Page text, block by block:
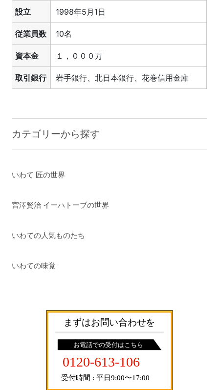
設立 1998年5月1日
従業員数 10名
資本金 １，０００万
取引銀行 岩手銀行、北日本銀行、花巻信用金庫
カテゴリーから探す
いわて 匠の世界
宮澤賢治 イーハトーブの世界
いわての人気ものたち
いわての味覚